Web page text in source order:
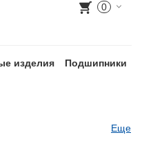
0
изделия Подшипники
Еще